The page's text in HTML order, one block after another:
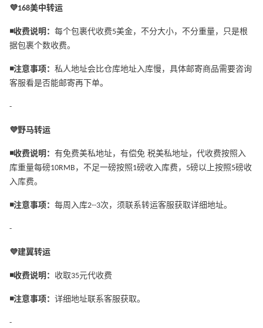
💜168美中转运
◾️收费说明： 每个包裹代收费5美金，不分大小，不分重量，只是根
据包裹个数收费。
◾️注意事项： 私人地址会比仓库地址入库慢，具体邮寄商品需要咨询
客服看是否能邮寄再下单。
-
💜野马转运
◾️收费说明： 有免费美私地址，有偿免 税美私地址，代收费按照入
库重量每磅10RMB，不足一磅按照1磅收入库费，5磅以上按照5磅收
入库费。
◾️注意事项： 每周入库2--3次，须联系转运客服获取详细地址。
-
💜建翼转运
◾️收费说明： 收取35元代收费
◾️注意事项： 详细地址联系客服获取。
-